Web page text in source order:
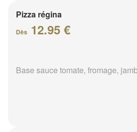
Pizza régina
Dès 12.95 €
Base sauce tomate, fromage,